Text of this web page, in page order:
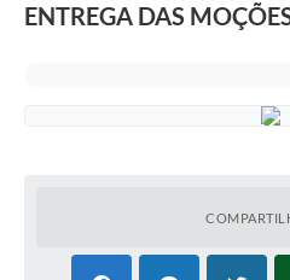
ENTREGA DAS